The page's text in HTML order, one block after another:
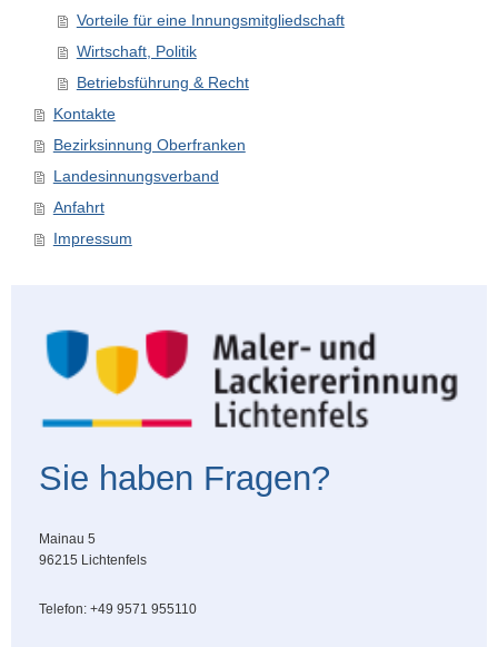
Vorteile für eine Innungsmitgliedschaft
Wirtschaft, Politik
Betriebsführung & Recht
Kontakte
Bezirksinnung Oberfranken
Landesinnungsverband
Anfahrt
Impressum
Sie haben Fragen?
Mainau 5
96215 Lichtenfels
Telefon: +49 9571 955110